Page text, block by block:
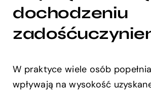
dochodzeniu
W praktyce wiele osób
wpływają na wysokość